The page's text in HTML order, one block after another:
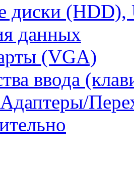
диски (HDD),
данных
(VGA)
ввода